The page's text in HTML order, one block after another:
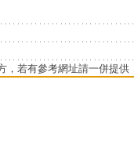
，若有參考網址請一併提供